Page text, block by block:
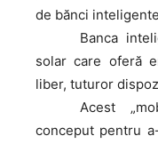
de bănci
Banca
solar care oferă
liber, tuturor
Acest
conceput pentru